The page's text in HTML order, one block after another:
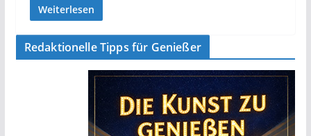
Weiterlesen
Redaktionelle Tipps für Genießer